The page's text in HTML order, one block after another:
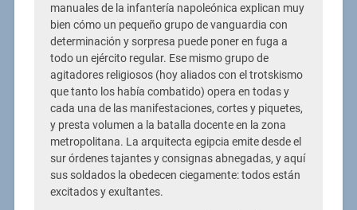
manuales de la infantería napoleónica explican muy
bien cómo un pequeño grupo de vanguardia con
determinación y sorpresa puede poner en fuga a
todo un ejército regular. Ese mismo grupo de
agitadores religiosos (hoy aliados con el trotskismo
que tanto los había combatido) opera en todas y
cada una de las manifestaciones, cortes y piquetes,
y presta volumen a la batalla docente en la zona
metropolitana. La arquitecta egipcia emite desde el
sur órdenes tajantes y consignas abnegadas, y aquí
sus soldados la obedecen ciegamente: todos están
excitados y exultantes.